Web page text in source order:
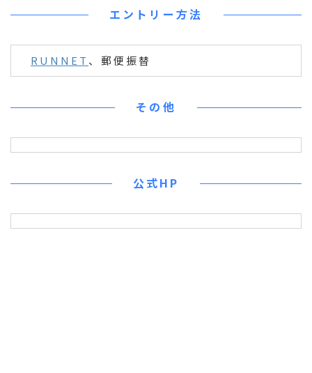
エントリー方法
RUNNET 、郵便振替
その他
公式HP